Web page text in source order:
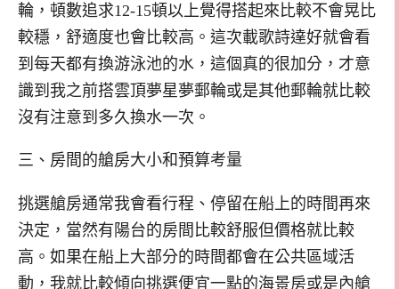
輪，頓數追求12-15頓以上覺得搭起來比較不會晃比
較穩，舒適度也會比較高。這次載歌詩達好就會看
到每天都有換游泳池的水，這個真的很加分，才意
識到我之前搭雲頂夢星夢郵輪或是其他郵輪就比較
沒有注意到多久換水一次。
三、房間的艙房大小和預算考量
挑選艙房通常我會看行程、停留在船上的時間再來
決定，當然有陽台的房間比較舒服但價格就比較
高。如果在船上大部分的時間都會在公共區域活
動，我就比較傾向挑選便宜一點的海景房或是內艙